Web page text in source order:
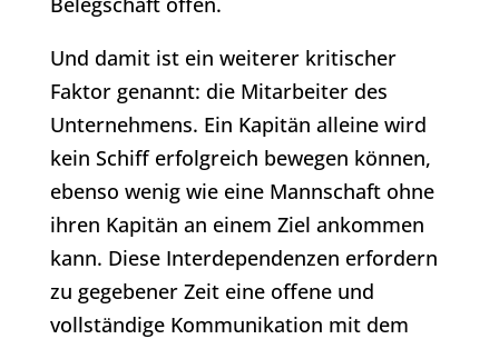
Und damit ist ein weiterer kritischer
Faktor genannt: die Mitarbeiter des
Unternehmens. Ein Kapitän alleine wird
kein Schiff erfolgreich bewegen können,
ebenso wenig wie eine Mannschaft ohne
ihren Kapitän an einem Ziel ankommen
kann. Diese Interdependenzen erfordern
zu gegebener Zeit eine offene und
vollständige Kommunikation mit dem